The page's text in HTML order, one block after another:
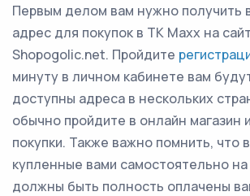
Первым делом вам нужно получить
адрес для покупок в TK Maxx на
Shopogolic.net. Пройдите
минуту в личном кабинете вам
доступны адреса в нескольких
обычно пройдите в онлайн магазин
покупки. Также важно помнить, что
купленные вами самостоятельно
должны быть полность оплачены